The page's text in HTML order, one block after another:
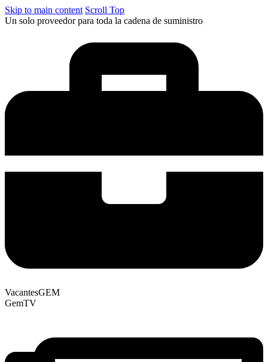
Skip to main content Scroll Top
Un solo proveedor para toda la cadena de suministro
VacantesGEM
GemTV